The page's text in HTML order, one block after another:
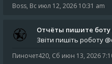
Boss, Вс июл 12, 2026 10:31 am
Отчёты пишите боту
Пиночет420, Сб июн 13, 2026